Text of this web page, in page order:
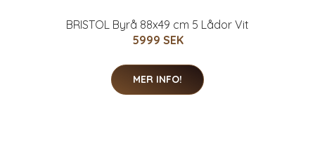
BRISTOL Byrå 88x49 cm 5 Lådor Vit
5999 SEK
MER INFO!